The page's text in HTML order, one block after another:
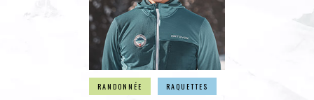
RANDONNÉE RAQUETTES